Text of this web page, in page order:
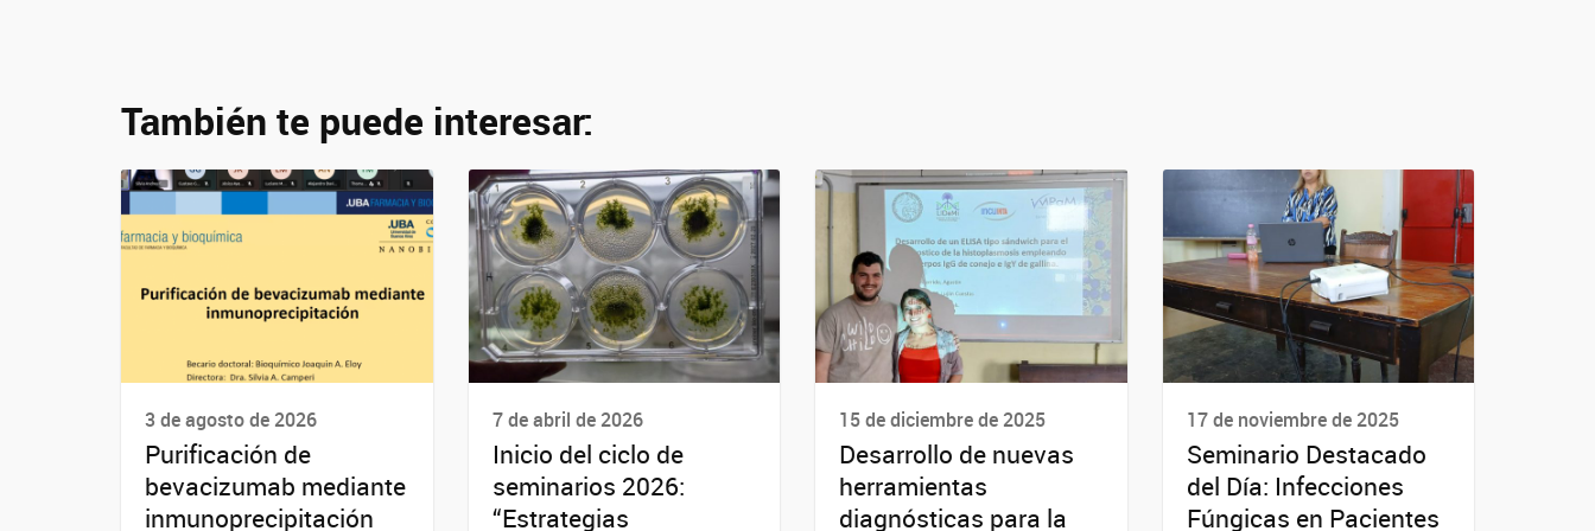
También te puede interesar:
3 de agosto de 2026
Purificación de
bevacizumab mediante
inmunoprecipitación
7 de abril de 2026
Inicio del ciclo de
seminarios 2026:
“Estrategias
15 de diciembre de 2025
Desarrollo de nuevas
herramientas
diagnósticas para la
17 de noviembre de 2025
Seminario Destacado
del Día: Infecciones
Fúngicas en Pacientes